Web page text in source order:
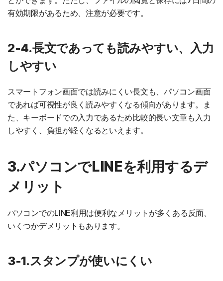
有効期限があるため、注意が必要です。
2-4.長文であっても読みやすい、入力
しやすい
スマートフォン画面では読みにくい長文も、パソコン画面
であれば可視性が良く読みやすくなる傾向があります。ま
た、キーボードでの入力であるため比較的長い文章も入力
しやすく、負担が軽くなるといえます。
3.パソコンでLINEを利用するデ
メリット
パソコンでのLINE利用は便利なメリットが多くある反面、
いくつかデメリットもあります。
3-1.スタンプが使いにくい